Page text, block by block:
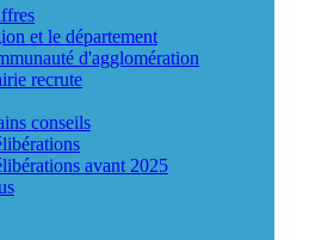
et le département
d'agglomération
recrute
conseils
avant 2025